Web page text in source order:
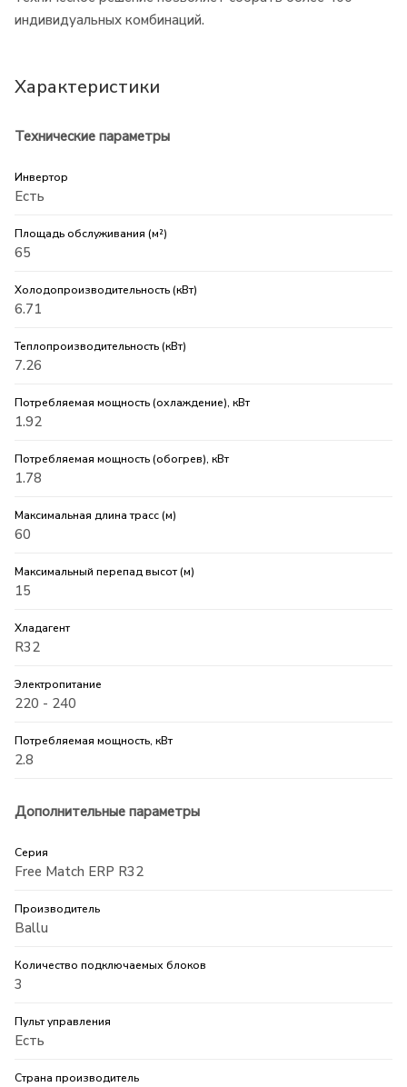
индивидуальных комбинаций.
Характеристики
Технические параметры
Инвертор
Есть
Площадь обслуживания (м²)
65
Холодопроизводительность (кВт)
6.71
Теплопроизводительность (кВт)
7.26
Потребляемая мощность (охлаждение), кВт
1.92
Потребляемая мощность (обогрев), кВт
1.78
Максимальная длина трасс (м)
60
Максимальный перепад высот (м)
15
Хладагент
R32
Электропитание
220 - 240
Потребляемая мощность, кВт
2.8
Дополнительные параметры
Серия
Free Match ERP R32
Производитель
Ballu
Количество подключаемых блоков
3
Пульт управления
Есть
Страна производитель